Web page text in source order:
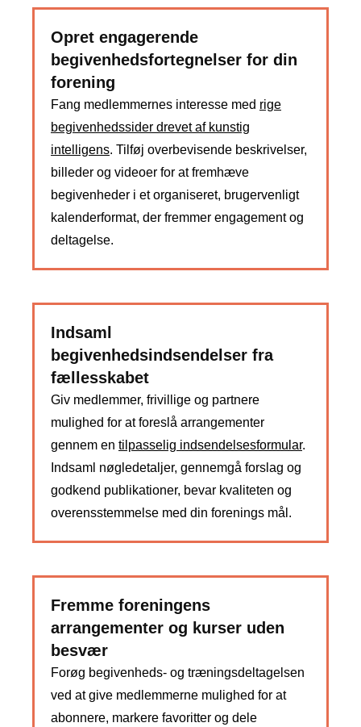
Opret engagerende
begivenhedsfortegnelser for din
forening
Fang medlemmernes interesse med rige
begivenhedssider drevet af kunstig
intelligens. Tilføj overbevisende beskrivelser,
billeder og videoer for at fremhæve
begivenheder i et organiseret, brugervenligt
kalenderformat, der fremmer engagement og
deltagelse.
Indsaml
begivenhedsindsendelser fra
fællesskabet
Giv medlemmer, frivillige og partnere
mulighed for at foreslå arrangementer
gennem en tilpasselig indsendelsesformular.
Indsaml nøgledetaljer, gennemgå forslag og
godkend publikationer, bevar kvaliteten og
overensstemmelse med din forenings mål.
Fremme foreningens
arrangementer og kurser uden
besvær
Forøg begivenheds- og træningsdeltagelsen
ved at give medlemmerne mulighed for at
abonnere, markere favoritter og dele